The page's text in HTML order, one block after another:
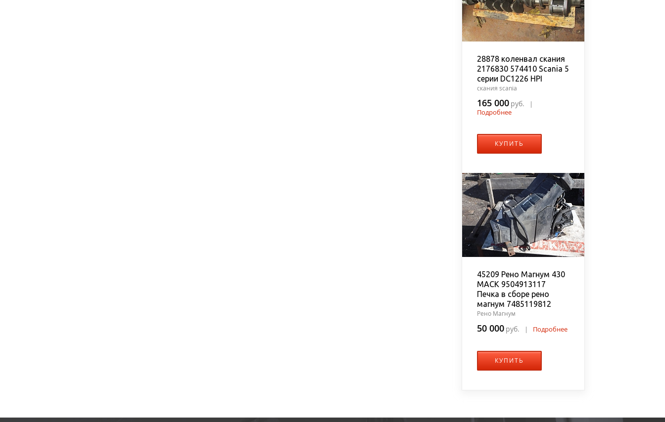
28878 коленвал скания
2176830 574410 Scania 5
серии DC1226 HPI
скания scania
165 000 руб.
|
Подробнее
КУПИТЬ
45209 Рено Магнум 430
MACK 9504913117
Печка в сборе рено
магнум 7485119812
Рено Магнум
50 000 руб. | Подробнее
КУПИТЬ